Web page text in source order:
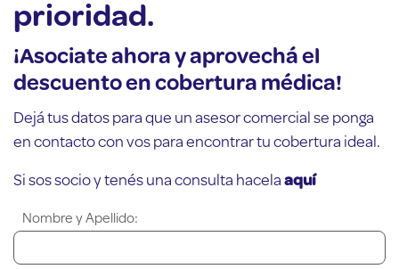
prioridad.
¡Asociate ahora y aprovechá el
descuento en cobertura médica!
Dejá tus datos para que un asesor comercial se ponga
en contacto con vos para encontrar tu cobertura ideal.
Si sos socio y tenés una consulta hacela aquí
Nombre y Apellido: